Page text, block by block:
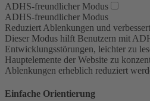
ADHS-freundlicher Modus
ADHS-freundlicher Modus
Reduziert Ablenkungen und
Dieser Modus hilft Benutzern mit
Entwicklungsstörungen, leichter zu
Hauptelemente der Website zu
Ablenkungen erheblich reduziert
Einfache Orientierung